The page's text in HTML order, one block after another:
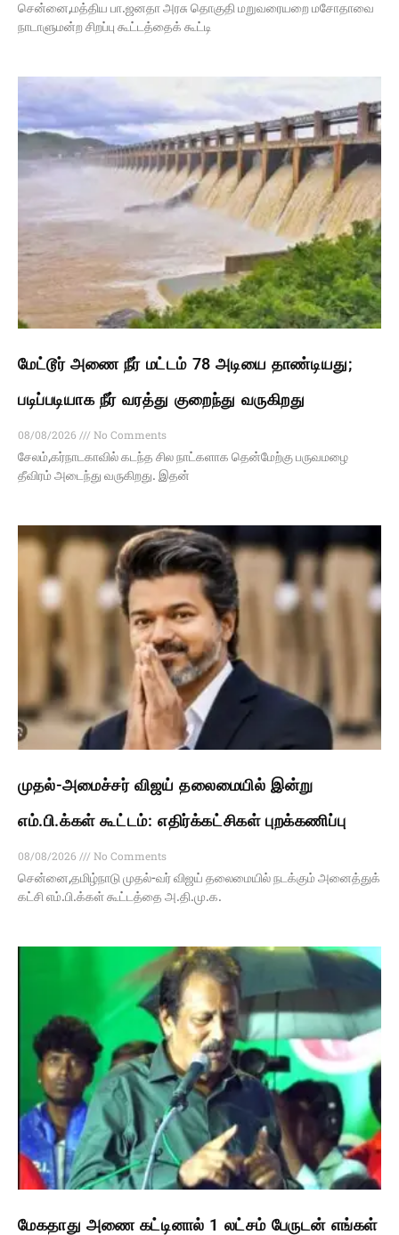
சென்னை,மத்திய பா.ஜனதா அரசு தொகுதி மறுவரையறை மசோதாவை
நாடாளுமன்ற சிறப்பு கூட்டத்தைக் கூட்டி
மேட்டூர் அணை நீர் மட்டம் 78 அடியை தாண்டியது;
படிப்படியாக நீர் வரத்து குறைந்து வருகிறது
08/08/2026
No Comments
சேலம்,கர்நாடகாவில் கடந்த சில நாட்களாக தென்மேற்கு பருவமழை
தீவிரம் அடைந்து வருகிறது. இதன்
முதல்-அமைச்சர் விஜய் தலைமையில் இன்று
எம்.பி.க்கள் கூட்டம்: எதிர்க்கட்சிகள் புறக்கணிப்பு
08/08/2026
No Comments
சென்னை,தமிழ்நாடு முதல்-வர் விஜய் தலைமையில் நடக்கும் அனைத்துக்
கட்சி எம்.பி.க்கள் கூட்டத்தை அ.தி.மு.க.
மேகதாது அணை கட்டினால் 1 லட்சம் பேருடன் எங்கள்